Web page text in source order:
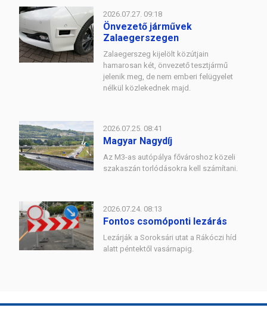
2026.07.27. 09:18
Önvezető járművek
Zalaegerszegen
Zalaegerszeg kijelölt közútjain
hamarosan két, önvezető tesztjármű
jelenik meg, de nem emberi felügyelet
nélkül közlekednek majd.
2026.07.25. 08:41
Magyar Nagydíj
Az M3-as autópálya fővároshoz közeli
szakaszán torlódásokra kell számítani.
2026.07.24. 08:13
Fontos csomóponti lezárás
Lezárják a Soroksári utat a Rákóczi híd
alatt péntektől vasárnapig.